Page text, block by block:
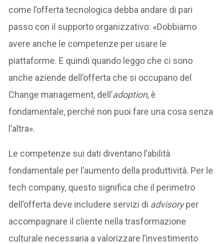
come l’offerta tecnologica debba andare di pari
passo con il supporto organizzativo: «Dobbiamo
avere anche le competenze per usare le
piattaforme. E quindi quando leggo che ci sono
anche aziende dell’offerta che si occupano del
Change management, dell’adoption, è
fondamentale, perché non puoi fare una cosa senza
l’altra».
Le competenze sui dati diventano l’abilità
fondamentale per l’aumento della produttività. Per le
tech company, questo significa che il perimetro
dell’offerta deve includere servizi di advisoryper
accompagnare il cliente nella trasformazione
culturale necessaria a valorizzare l’investimento